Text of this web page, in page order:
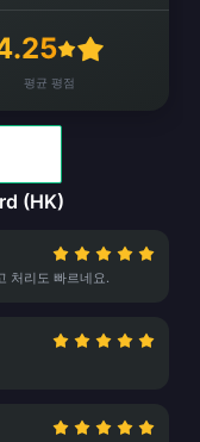
평균 평점
(HK)
처리도 빠르네요.